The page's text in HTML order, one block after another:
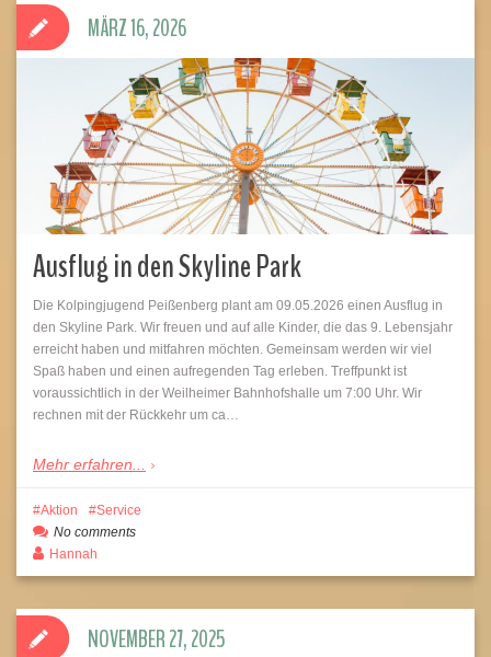
Ausflug in den Skyline Park
Die Kolpingjugend Peißenberg plant am 09.05.2026 einen Ausflug in
den Skyline Park. Wir freuen und auf alle Kinder, die das 9. Lebensjahr
erreicht haben und mitfahren möchten. Gemeinsam werden wir viel
Spaß haben und einen aufregenden Tag erleben. Treffpunkt ist
voraussichtlich in der Weilheimer Bahnhofshalle um 7:00 Uhr. Wir
rechnen mit der Rückkehr um ca…
Mehr erfahren...
MÄRZ 16, 2026
Aktion
Service
No comments
Hannah
NOVEMBER 27, 2025